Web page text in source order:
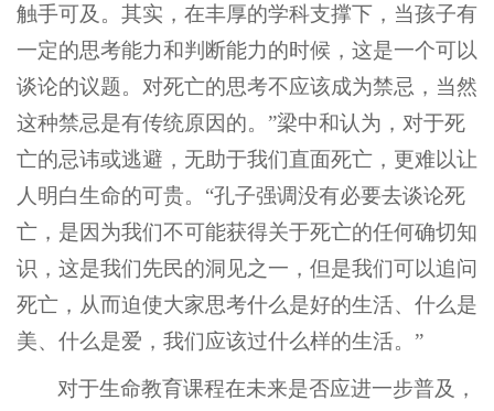
触手可及。其实，在丰厚的学科支撑下，当孩子有
一定的思考能力和判断能力的时候，这是一个可以
谈论的议题。对死亡的思考不应该成为禁忌，当然
这种禁忌是有传统原因的。”梁中和认为，对于死
亡的忌讳或逃避，无助于我们直面死亡，更难以让
人明白生命的可贵。“孔子强调没有必要去谈论死
亡，是因为我们不可能获得关于死亡的任何确切知
识，这是我们先民的洞见之一，但是我们可以追问
死亡，从而迫使大家思考什么是好的生活、什么是
美、什么是爱，我们应该过什么样的生活。”
对于生命教育课程在未来是否应进一步普及，